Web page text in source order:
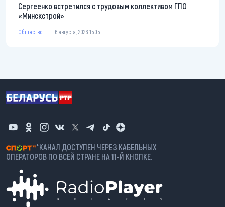
Сергеенко встретился с трудовым коллективом ГПО
«Минскстрой»
Общество 6 августа, 2026 15:05
*КАНАЛ ДОСТУПЕН ЧЕРЕЗ КАБЕЛЬНЫХ
ОПЕРАТОРОВ ПО ВСЕЙ СТРАНЕ НА 11-Й КНОПКЕ.